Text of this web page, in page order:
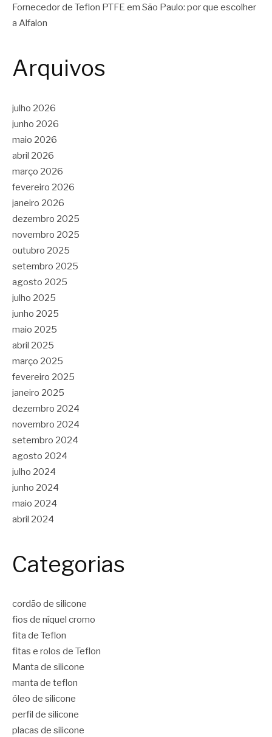
Fornecedor de Teflon PTFE em São Paulo: por que escolher
a Alfalon
Arquivos
julho 2026
junho 2026
maio 2026
abril 2026
março 2026
fevereiro 2026
janeiro 2026
dezembro 2025
novembro 2025
outubro 2025
setembro 2025
agosto 2025
julho 2025
junho 2025
maio 2025
abril 2025
março 2025
fevereiro 2025
janeiro 2025
dezembro 2024
novembro 2024
setembro 2024
agosto 2024
julho 2024
junho 2024
maio 2024
abril 2024
Categorias
cordão de silicone
fios de níquel cromo
fita de Teflon
fitas e rolos de Teflon
Manta de silicone
manta de teflon
óleo de silicone
perfil de silicone
placas de silicone